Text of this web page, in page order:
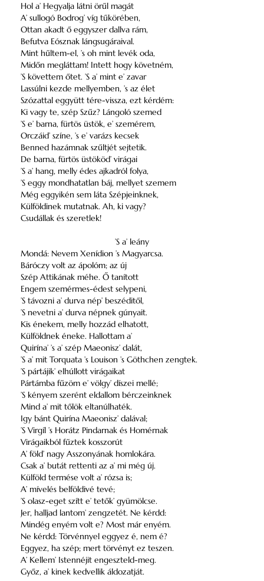
Hol a’ Hegyalja látni örűl magát
A’ sullogó Bodrog’ víg tűkörében,
Ottan akadt ő eggyszer dallva rám,
Befutva Eósznak lángsugáraival.
Mint hűltem-el, ’s oh mint levék oda,
Midőn megláttam! Intett hogy követném,
’S követtem őtet. ’S a’ mint e’ zavar
Lassúlni kezde mellyemben, ’s az élet
Szózattal eggyütt tére-vissza, ezt kérdém:
Ki vagy te, szép Szűz? Lángoló szemed
’S e’ barna, fürtös üstök, e’ szemérem,
Orczáid’ színe, ’s e’ varázs kecsek
Benned hazámnak szűltjét sejtetik.
De barna, fürtös üstököd’ virágai
’S a’ hang, melly édes ajkadról folya,
’S eggy mondhatatlan báj, mellyet szemem
Még eggyikén sem láta Szépjeinknek,
Külföldinek mutatnak. Ah, ki vagy?
Csudállak és szeretlek!
’S a’ leány
Mondá: Nevem Xenídion ’s Magyarcsa.
Báróczy volt az ápolóm; az új
Szép Attikának méhe. Ő tanított
Engem szemérmes-édest selypeni,
’S távozni a’ durva nép’ beszéditől,
’S nevetni a’ durva népnek gúnyait.
Kis énekem, melly hozzád elhatott,
Külföldnek éneke. Hallottam a’
Quirína’ ’s a’ szép Maeonisz’ dalát,
’S a’ mit Torquata ’s Louison ’s Göthchen zengtek.
’S pártájik’ elhúllott virágaikat
Pártámba fűzöm e’ völgy’ díszei mellé;
’S kényem szerént eldallom bérczeinknek
Mind a’ mit tőlök eltanúlhaték.
Igy bánt Quirína Maeonisz’ dalával;
’S Virgíl ’s Horátz Pindarnak és Homérnak
Virágaikból fűztek kosszorút
A’ föld’ nagy Asszonyának homlokára.
Csak a’ butát rettenti az a’ mi még új.
Külföld termése volt a’ rózsa is;
A’ mívelés belföldivé tevé;
’S olasz-eget szítt e’ tetők’ gyümölcse.
Jer, halljad lantom’ zengzetét. Ne kérdd:
Mindég enyém volt e? Most már enyém.
Ne kérdd: Törvénnyel eggyez é, nem é?
Eggyez, ha szép; mert törvényt ez teszen.
A’ Kellem’ Istennéjit engeszteld-meg.
Győz, a’ kinek kedvellik áldozatját.